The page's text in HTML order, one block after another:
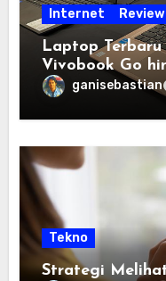
Internet
Laptop Terbaru
Vivobook Go
Semua Budget
ganisebastian
Tekno
Strategi